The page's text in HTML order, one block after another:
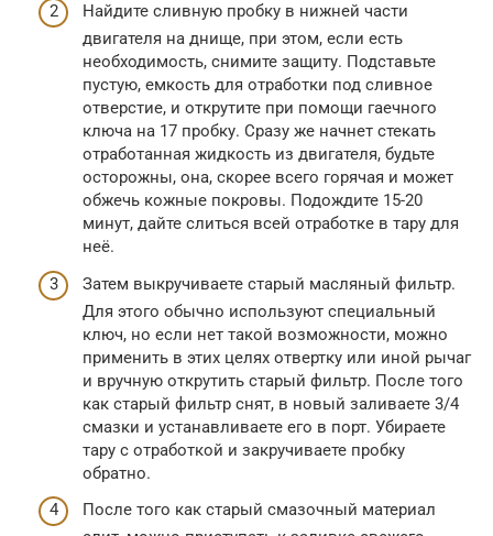
Найдите сливную пробку в нижней части
двигателя на днище, при этом, если есть
необходимость, снимите защиту. Подставьте
пустую, емкость для отработки под сливное
отверстие, и открутите при помощи гаечного
ключа на 17 пробку. Сразу же начнет стекать
отработанная жидкость из двигателя, будьте
осторожны, она, скорее всего горячая и может
обжечь кожные покровы. Подождите 15-20
минут, дайте слиться всей отработке в тару для
неё.
Затем выкручиваете старый масляный фильтр.
Для этого обычно используют специальный
ключ, но если нет такой возможности, можно
применить в этих целях отвертку или иной рычаг
и вручную открутить старый фильтр. После того
как старый фильтр снят, в новый заливаете 3/4
смазки и устанавливаете его в порт. Убираете
тару с отработкой и закручиваете пробку
обратно.
После того как старый смазочный материал